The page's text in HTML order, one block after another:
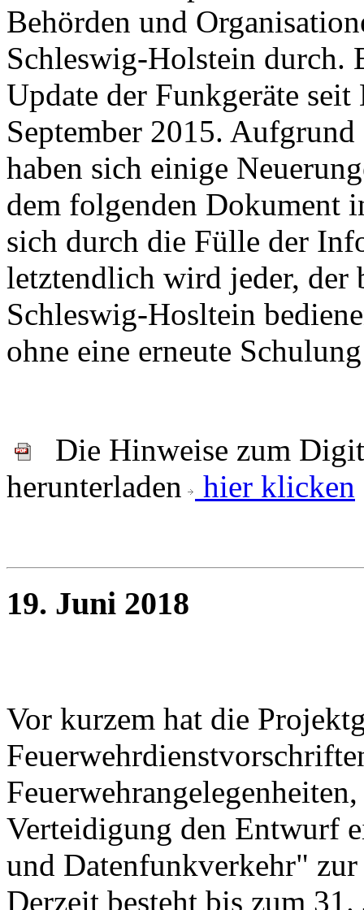
Behörden und
Schleswig-Holstein durch.
Update der Funkgeräte
September 2015.
haben sich einige
dem folgenden Dokument
sich durch die Fülle der
letztendlich wird jeder,
Schleswig-Hosltein
ohne eine erneute
Die Hinweise zum
herunterladen
hier klicken
19. Juni 2018
Vor kurzem hat die
Verteidigung den Entwurf
und Datenfunkverkehr"
Derzeit besteht bis zum